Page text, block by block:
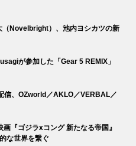
（Novelbright）、池内ヨシカツの新
が参加した「Gear 5 REMIX」
信、OZworld／AKLO／VERBAL／
『ゴジラxコング 新たなる帝国』
な世界を繋ぐ